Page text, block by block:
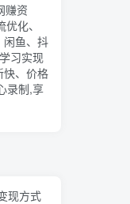
赚资
化、
闲鱼、抖
习实现
快、价格
录制,享
现方式